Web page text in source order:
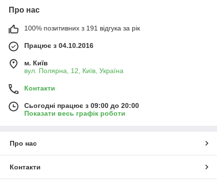
Про нас
100% позитивних з 191 відгука за рік
Працює з 04.10.2016
м. Київ
вул. Полярна, 12, Київ, Україна
Контакти
Сьогодні працює з 09:00 до 20:00
Показати весь графік роботи
Про нас
Контакти